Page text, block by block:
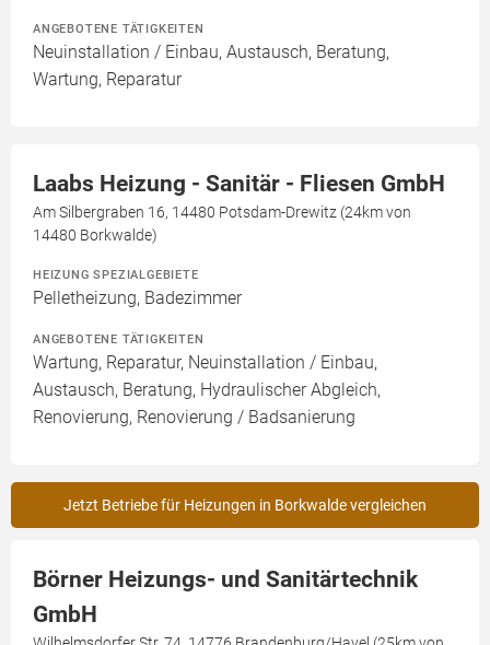
ANGEBOTENE TÄTIGKEITEN
Neuinstallation / Einbau, Austausch, Beratung,
Wartung, Reparatur
Laabs Heizung - Sanitär - Fliesen GmbH
Am Silbergraben 16, 14480 Potsdam-Drewitz (24km von
14480 Borkwalde)
HEIZUNG SPEZIALGEBIETE
Pelletheizung, Badezimmer
ANGEBOTENE TÄTIGKEITEN
Wartung, Reparatur, Neuinstallation / Einbau,
Austausch, Beratung, Hydraulischer Abgleich,
Renovierung, Renovierung / Badsanierung
Jetzt Betriebe für Heizungen in Borkwalde vergleichen
Börner Heizungs- und Sanitärtechnik
GmbH